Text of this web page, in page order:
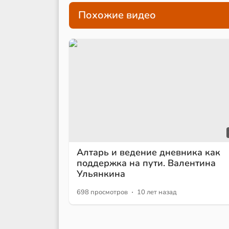
Похожие видео
Алтарь и ведение дневника как
поддержка на пути. Валентина
Ульянкина
698 просмотров · 10 лет назад